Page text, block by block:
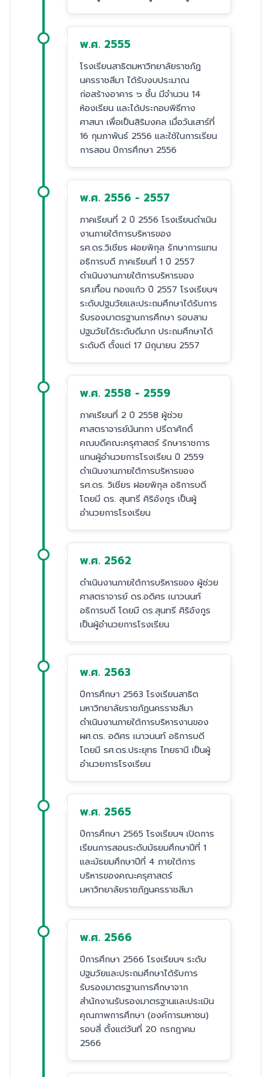
พ.ศ. 2555
โรงเรียนสาธิตมหาวิทยาลัยราชภัฏ
นครราชสีมา ได้รับงบประมาณ
ก่อสร้างอาคาร ๖ ชั้น มีจำนวน 14
ห้องเรียน และได้ประกอบพิธีทาง
ศาสนา เพื่อเป็นสิริมงคล เมื่อวันเสาร์ที่
16 กุมภาพันธ์ 2556 และใช้ในการเรียน
การสอน ปีการศึกษา 2556
พ.ศ. 2556 - 2557
ภาคเรียนที่ 2 ปี 2556 โรงเรียนดำเนิน
งานภายใต้การบริหารของ
รศ.ดร.วิเชียร ฝอยพิกุล รักษาการแทน
อธิการบดี ภาคเรียนที่ 1 ปี 2557
ดำเนินงานภายใต้การบริหารของ
รศ.เทื้อน ทองแก้ว ปี 2557 โรงเรียนฯ
ระดับปฐมวัยและประถมศึกษาได้รับการ
รับรองมาตรฐานการศึกษา รอบสาม
ปฐมวัยได้ระดับดีมาก ประถมศึกษาได้
ระดับดี ตั้งแต่ 17 มิถุนายน 2557
พ.ศ. 2558 - 2559
ภาคเรียนที่ 2 ปี 2558 ผู้ช่วย
ศาสตราจารย์นันทกา ปรีดาศักดิ์
คณบดีคณะครุศาสตร์ รักษาราชการ
แทนผู้อำนวยการโรงเรียน ปี 2559
ดำเนินงานภายใต้การบริหารของ
รศ.ดร. วิเชียร ฝอยพิกุล อธิการบดี
โดยมี ดร. สุนทรี ศิริอังกูร เป็นผู้
อำนวยการโรงเรียน
พ.ศ. 2562
ดำเนินงานภายใต้การบริหารของ ผู้ช่วย
ศาสตราจารย์ ดร.อดิศร เนาวนนท์
อธิการบดี โดยมี ดร.สุนทรี ศิริอังกูร
เป็นผู้อำนวยการโรงเรียน
พ.ศ. 2563
ปีการศึกษา 2563 โรงเรียนสาธิต
มหาวิทยาลัยราชภัฏนครราชสีมา
ดำเนินงานภายใต้การบริหารงานของ
ผศ.ดร. อดิศร เนาวนนท์ อธิการบดี
โดยมี รศ.ดร.ประยุทธ ไทยธานี เป็นผู้
อำนวยการโรงเรียน
พ.ศ. 2565
ปีการศึกษา 2565 โรงเรียนฯ เปิดการ
เรียนการสอนระดับมัธยมศึกษาปีที่ 1
และมัธยมศึกษาปีที่ 4 ภายใต้การ
บริหารของคณะครุศาสตร์
มหาวิทยาลัยราชภัฏนครราชสีมา
พ.ศ. 2566
ปีการศึกษา 2566 โรงเรียนฯ ระดับ
ปฐมวัยและประถมศึกษาได้รับการ
รับรองมาตรฐานการศึกษาจาก
สำนักงานรับรองมาตรฐานและประเมิน
คุณภาพการศึกษา (องค์การมหาชน)
รอบสี่ ตั้งแต่วันที่ 20 กรกฎาคม
2566